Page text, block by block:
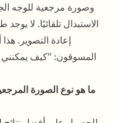
وصورة مرجعية للوجه
الاستبدال تلقائيًا. لا
إعادة التصوير.
المسوقون: "كيف يمكنني
ما هو نوع الصورة